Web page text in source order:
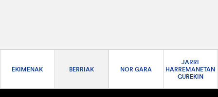
EKIMENAK BERRIAK NOR GARA
JARRI
HARREMANETAN
GUREKIN